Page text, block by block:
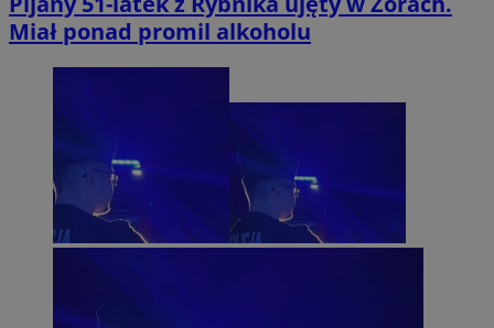
Miał ponad promil alkoholu